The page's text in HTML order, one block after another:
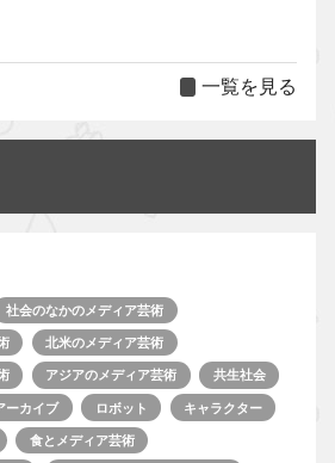
一覧を見る
社会のなかのメディア芸術
北米のメディア芸術
アジアのメディア芸術 共生社会
ーカイブ ロボット キャラクター
食とメディア芸術